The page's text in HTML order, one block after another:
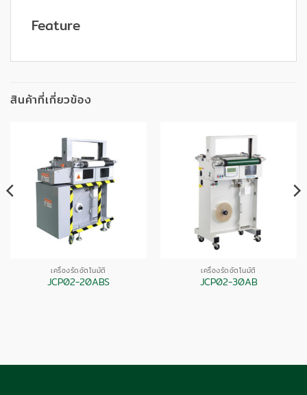
Feature
สินค้าที่เกี่ยวข้อง
เครื่องรัดอัตโนมัติ
JCP02-20ABS
เครื่องรัดอัตโนมัติ
JCP02-30AB